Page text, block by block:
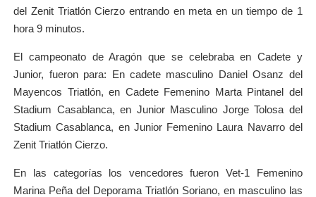
del Zenit Triatlón Cierzo entrando en meta en un tiempo de 1
hora 9 minutos.
El campeonato de Aragón que se celebraba en Cadete y
Junior, fueron para: En cadete masculino Daniel Osanz del
Mayencos Triatlón, en Cadete Femenino Marta Pintanel del
Stadium Casablanca, en Junior Masculino Jorge Tolosa del
Stadium Casablanca, en Junior Femenino Laura Navarro del
Zenit Triatlón Cierzo.
En las categorías los vencedores fueron Vet-1 Femenino
Marina Peña del Deporama Triatlón Soriano, en masculino las